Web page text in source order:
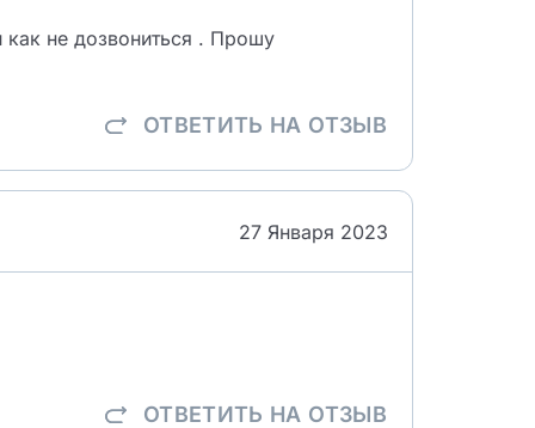
не дозвониться . Прошу
ОТВЕТИТЬ НА ОТЗЫВ
27 Января 2023
ОТВЕТИТЬ НА ОТЗЫВ